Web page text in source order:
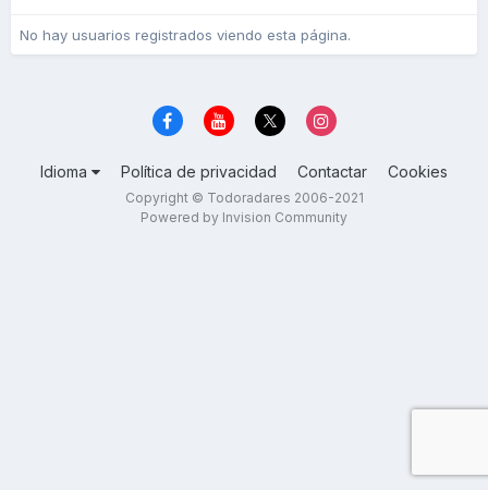
No hay usuarios registrados viendo esta página.
Idioma Política de privacidad Contactar Cookies
Copyright © Todoradares 2006-2021
Powered by Invision Community